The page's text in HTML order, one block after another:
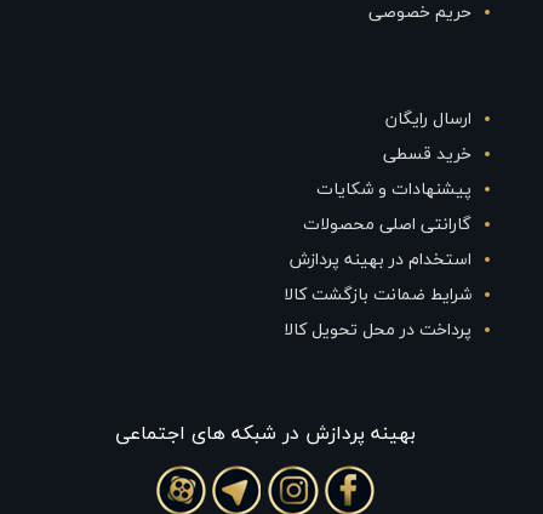
حریم خصوصی
ارسال رایگان
خرید قسطی
پیشنهادات و شکایات
گارانتی اصلی محصولات
استخدام در بهینه پردازش
شرایط ضمانت بازگشت کالا
پرداخت در محل تحویل کالا
بهينه پردازش در شبکه های اجتماعی